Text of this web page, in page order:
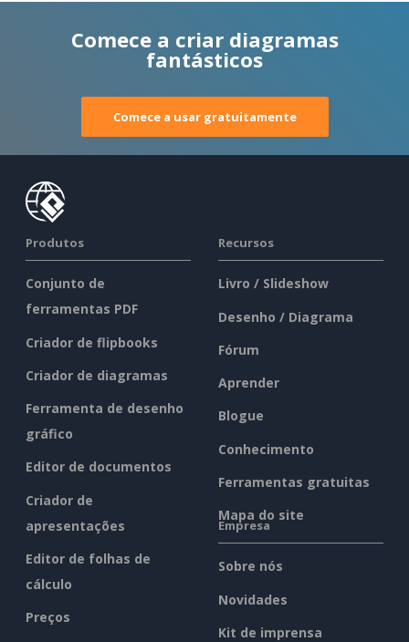
Comece a criar diagramas
fantásticos
Comece a usar gratuitamente
Produtos
Conjunto de
ferramentas PDF
Criador de flipbooks
Criador de diagramas
Ferramenta de desenho
gráfico
Editor de documentos
Criador de
apresentações
Editor de folhas de
cálculo
Preços
Recursos
Livro / Slideshow
Desenho / Diagrama
Fórum
Aprender
Blogue
Conhecimento
Ferramentas gratuitas
Mapa do site
Empresa
Sobre nós
Novidades
Kit de imprensa